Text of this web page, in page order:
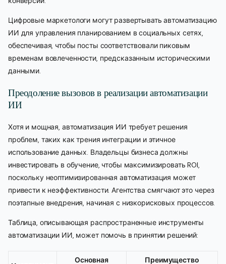
Цифровые маркетологи могут развертывать автоматизацию
ИИ для управления планированием в социальных сетях,
обеспечивая, чтобы посты соответствовали пиковым
временам вовлеченности, предсказанным историческими
данными.
Преодоление вызовов в реализации автоматизации
ИИ
Хотя и мощная, автоматизация ИИ требует решения
проблем, таких как трения интеграции и этичное
использование данных. Владельцы бизнеса должны
инвестировать в обучение, чтобы максимизировать ROI,
поскольку неоптимизированная автоматизация может
привести к неэффективности. Агентства смягчают это через
поэтапные внедрения, начиная с низкорисковых процессов.
Таблица, описывающая распространенные инструменты
автоматизации ИИ, может помочь в принятии решений:
Основная
Преимущество